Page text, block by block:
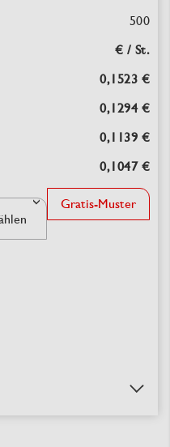
500
€ / St.
0,1523 €
0,1294 €
0,1139 €
0,1047 €
Gratis-Muster